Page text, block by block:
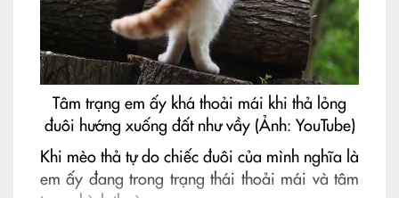
Tâm trạng em ấy khá thoải mái khi thả lỏng
đuôi hướng xuống đất như vầy (Ảnh: YouTube)
Khi mèo thả tự do chiếc đuôi của mình nghĩa là
em ấy đang trong trạng thái thoải mái và tâm